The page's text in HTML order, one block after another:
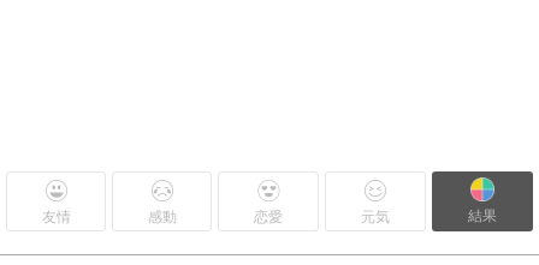
友情 感動 恋愛 元気 結果